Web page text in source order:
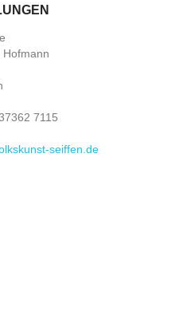
Hofmann
7115
seiffen.de